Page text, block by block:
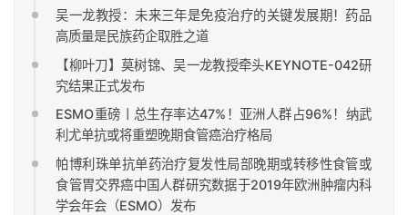
吴一龙教授：未来三年是免疫治疗的关键发展期！药品
高质量是民族药企取胜之道
【柳叶刀】莫树锦、吴一龙教授牵头KEYNOTE-042研
究结果正式发布
ESMO重磅丨总生存率达47%！亚洲人群占96%！纳武
利尤单抗或将重塑晚期食管癌治疗格局
帕博利珠单抗单药治疗复发性局部晚期或转移性食管或
食管胃交界癌中国人群研究数据于2019年欧洲肿瘤内科
学会年会（ESMO）发布